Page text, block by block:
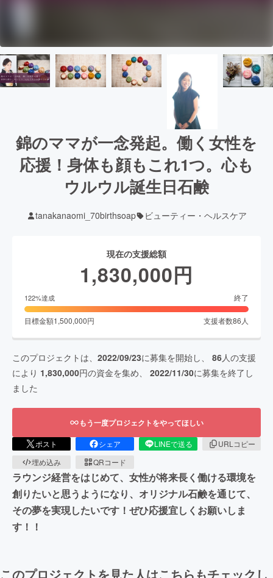
錦のママが一念発起。働く女性を
応援！身体も顔もこれ1つ。心も
ウルウル誕生日石鹸
tanakanaomi_70birthsoap ビューティー・ヘルスケア
現在の支援総額
1,830,000円
122%達成 終了
目標金額1,500,000円 支援者数86 人
このプロジェクトは、 2022/09/23に募集を開始し、 86人の支援
により 1,830,000円の資金を集め、 2022/11/30に募集を終了し
ました
もう一度プロジェクトをやってほしい
ポスト シェア LINEで送る
URLコピー
埋め込み
QRコード
ラウンジ経営をはじめて、女性が将来長く働ける環境を
創りたいと思うようになり、オリジナル石鹸を通じて、
その夢を実現したいです！ぜひ応援宜しくお願いしま
す！！
このプロジェクトを見た人はこちらもチェックし